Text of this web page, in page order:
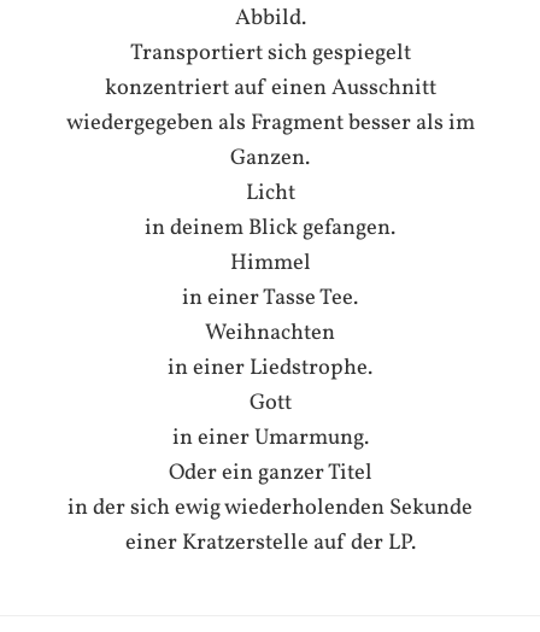
Abbild.
Transportiert sich gespiegelt
konzentriert auf einen Ausschnitt
wiedergegeben als Fragment besser als im
Ganzen.
Licht
in deinem Blick gefangen.
Himmel
in einer Tasse Tee.
Weihnachten
in einer Liedstrophe.
Gott
in einer Umarmung.
Oder ein ganzer Titel
in der sich ewig wiederholenden Sekunde
einer Kratzerstelle auf der LP.